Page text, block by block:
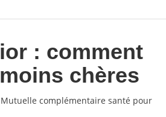
: comment
chères
Mutuelle complémentaire santé pour